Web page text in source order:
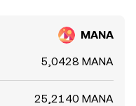
MANA
5,0428 MANA
25,2140 MANA